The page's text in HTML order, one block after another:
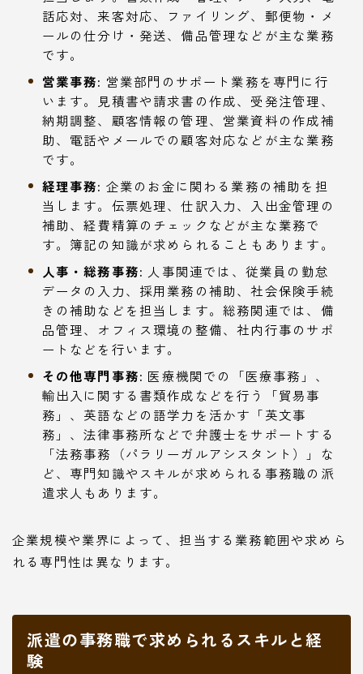
話応対、来客対応、ファイリング、郵便物・メ
ールの仕分け・発送、備品管理などが主な業務
です。
営業事務: 営業部門のサポート業務を専門に行
います。見積書や請求書の作成、受発注管理、
納期調整、顧客情報の管理、営業資料の作成補
助、電話やメールでの顧客対応などが主な業務
です。
経理事務: 企業のお金に関わる業務の補助を担
当します。伝票処理、仕訳入力、入出金管理の
補助、経費精算のチェックなどが主な業務で
す。簿記の知識が求められることもあります。
人事・総務事務: 人事関連では、従業員の勤怠
データの入力、採用業務の補助、社会保険手続
きの補助などを担当します。総務関連では、備
品管理、オフィス環境の整備、社内行事のサポ
ートなどを行います。
その他専門事務: 医療機関での「医療事務」、
輸出入に関する書類作成などを行う「貿易事
務」、英語などの語学力を活かす「英文事
務」、法律事務所などで弁護士をサポートする
「法務事務（パラリーガルアシスタント）」な
ど、専門知識やスキルが求められる事務職の派
遣求人もあります。
企業規模や業界によって、担当する業務範囲や求めら
れる専門性は異なります。
派遣の事務職で求められるスキルと経
験